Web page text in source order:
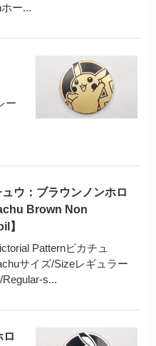
ー...
ー
ュウ：ブラウンノンホロ
Brown Non
】
Patternピカチュ
サイズ/Sizeレギュラー
s...
ロ